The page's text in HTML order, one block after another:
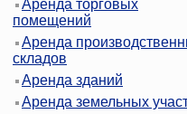
Аренда торговых
помещений
Аренда
складов
Аренда зданий
Аренда земельных